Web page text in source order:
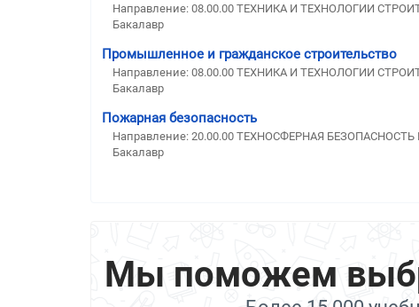
Направление: 08.00.00 ТЕХНИКА И ТЕХНОЛОГИИ
Бакалавр
Промышленное и гражданское строительство
Направление: 08.00.00 ТЕХНИКА И ТЕХНОЛОГИИ
Бакалавр
Пожарная безопасность
Направление: 20.00.00 ТЕХНОСФЕРНАЯ
Бакалавр
Мы поможем